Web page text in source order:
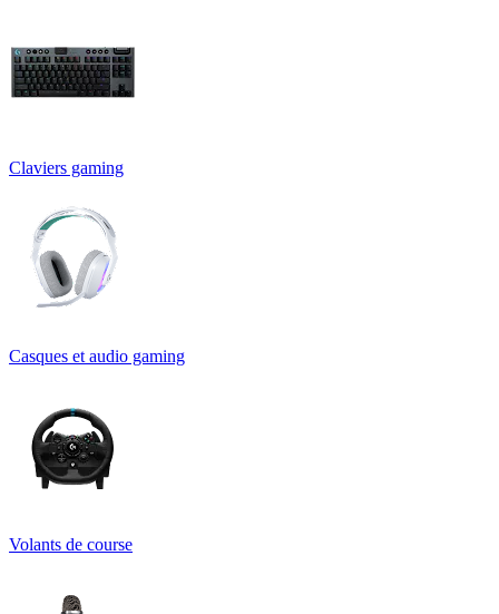
Claviers gaming
Casques et audio gaming
Volants de course